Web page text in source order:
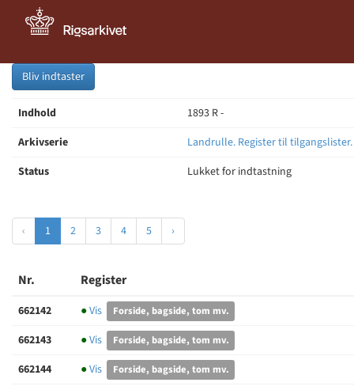
Bliv indtaster
Indhold
1893 R -
Arkivserie
Landrulle. Register til
Status
Lukket for indtastning
‹ 1 2 3 4 5 ›
Nr. Register
662142 ●Vis Forside, bagside, tom mv.
662143 ●Vis Forside, bagside, tom mv.
662144 ●Vis Forside, bagside, tom mv.